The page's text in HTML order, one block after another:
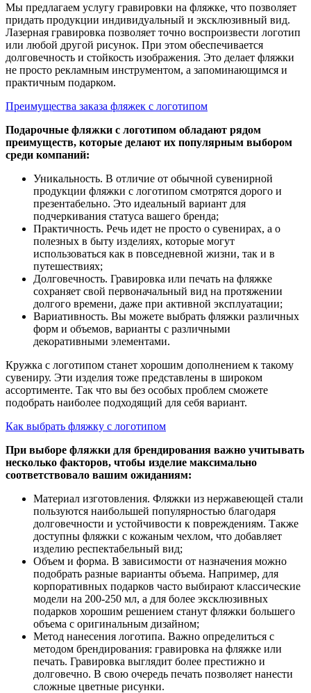
Мы предлагаем услугу гравировки на фляжке, что позволяет
придать продукции индивидуальный и эксклюзивный вид.
Лазерная гравировка позволяет точно воспроизвести логотип
или любой другой рисунок. При этом обеспечивается
долговечность и стойкость изображения. Это делает фляжки
не просто рекламным инструментом, а запоминающимся и
практичным подарком.
Преимущества заказа фляжек с логотипом
Подарочные фляжки с логотипом обладают рядом
преимуществ, которые делают их популярным выбором
среди компаний:
Уникальность. В отличие от обычной сувенирной
продукции фляжки с логотипом смотрятся дорого и
презентабельно. Это идеальный вариант для
подчеркивания статуса вашего бренда;
Практичность. Речь идет не просто о сувенирах, а о
полезных в быту изделиях, которые могут
использоваться как в повседневной жизни, так и в
путешествиях;
Долговечность. Гравировка или печать на фляжке
сохраняет свой первоначальный вид на протяжении
долгого времени, даже при активной эксплуатации;
Вариативность. Вы можете выбрать фляжки различных
форм и объемов, варианты с различными
декоративными элементами.
Кружка с логотипом станет хорошим дополнением к такому
сувениру. Эти изделия тоже представлены в широком
ассортименте. Так что вы без особых проблем сможете
подобрать наиболее подходящий для себя вариант.
Как выбрать фляжку с логотипом
При выборе фляжки для брендирования важно учитывать
несколько факторов, чтобы изделие максимально
соответствовало вашим ожиданиям:
Материал изготовления. Фляжки из нержавеющей стали
пользуются наибольшей популярностью благодаря
долговечности и устойчивости к повреждениям. Также
доступны фляжки с кожаным чехлом, что добавляет
изделию респектабельный вид;
Объем и форма. В зависимости от назначения можно
подобрать разные варианты объема. Например, для
корпоративных подарков часто выбирают классические
модели на 200-250 мл, а для более эксклюзивных
подарков хорошим решением станут фляжки большего
объема с оригинальным дизайном;
Метод нанесения логотипа. Важно определиться с
методом брендирования: гравировка на фляжке или
печать. Гравировка выглядит более престижно и
долговечно. В свою очередь печать позволяет нанести
сложные цветные рисунки.